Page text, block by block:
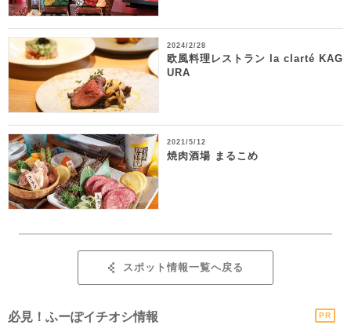
2024/2/28
欧風料理レストラン la clarté KAG
URA
2021/5/12
焼肉酒場 まるこめ
スポット情報一覧へ戻る
必見！ふーぽイチオシ情報 PR